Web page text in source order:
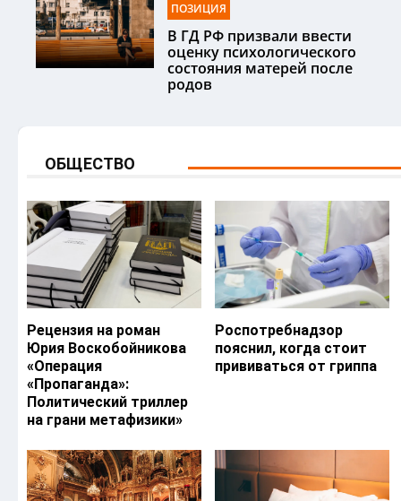
ПОЗИЦИЯ
В ГД РФ призвали ввести
оценку психологического
состояния матерей после
родов
ОБЩЕСТВО
Рецензия на роман
Юрия Воскобойникова
«Операция
«Пропаганда»:
Политический триллер
на грани метафизики»
Роспотребнадзор
пояснил, когда стоит
прививаться от гриппа